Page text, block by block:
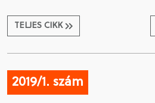
TELJES CIKK
2019/1. szám